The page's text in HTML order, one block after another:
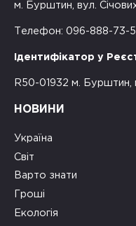
м. Бурштин, вул. Січових
Телефон: 096-888-73-
Ідентифікатор у
R50-01932 м. Бурштин,
НОВИНИ
Україна
Світ
Варто знати
Гроші
Екологія